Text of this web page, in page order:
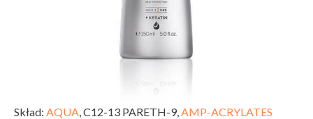
Skład: AQUA , C12-13 PARETH-9, AMP-ACRYLATES